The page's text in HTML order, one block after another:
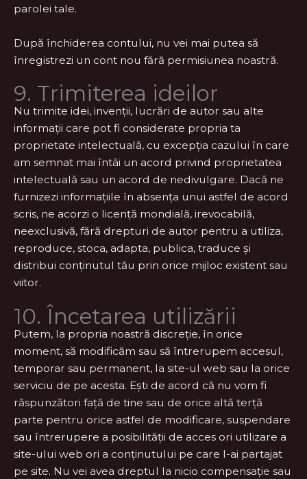
parolei tale.
După închiderea contului, nu vei mai putea să
înregistrezi un cont nou fără permisiunea noastră.
9. Trimiterea ideilor
Nu trimite idei, invenții, lucrări de autor sau alte
informații care pot fi considerate propria ta
proprietate intelectuală, cu excepția cazului în care
am semnat mai întâi un acord privind proprietatea
intelectuală sau un acord de nedivulgare. Dacă ne
furnizezi informațiile în absența unui astfel de acord
scris, ne acorzi o licență mondială, irevocabilă,
neexclusivă, fără drepturi de autor pentru a utiliza,
reproduce, stoca, adapta, publica, traduce și
distribui conținutul tău prin orice mijloc existent sau
viitor.
10. Încetarea utilizării
Putem, la propria noastră discreție, în orice
moment, să modificăm sau să întrerupem accesul,
temporar sau permanent, la site-ul web sau la orice
serviciu de pe acesta. Ești de acord că nu vom fi
răspunzători față de tine sau de orice altă terță
parte pentru orice astfel de modificare, suspendare
sau întrerupere a posibilității de acces ori utilizare a
site-ului web ori a conținutului pe care l-ai partajat
pe site. Nu vei avea dreptul la nicio compensație sau